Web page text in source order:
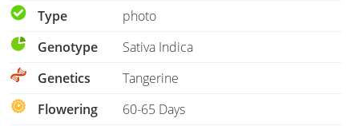
Type
photo
Genotype
Sativa Indica
Genetics
Tangerine
Flowering
60-65 Days